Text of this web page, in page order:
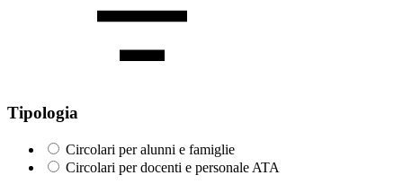
Tipologia
Circolari per alunni e famiglie
Circolari per docenti e personale ATA